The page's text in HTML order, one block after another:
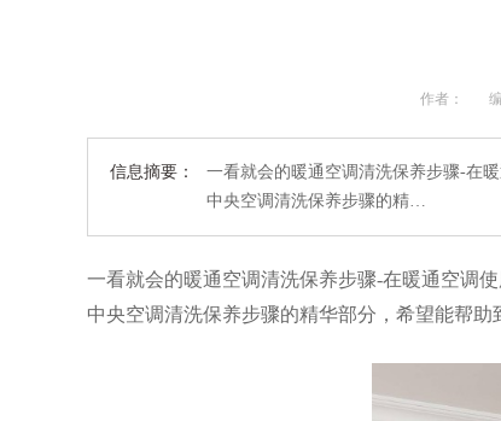
作者：
信息摘要：
一看就会的暖通空调清洗保养步骤-在
中央空调清洗保养步骤的精…
一看就会的暖通空调清洗保养步骤-在暖通空调
中央空调清洗保养步骤的精华部分，希望能帮助